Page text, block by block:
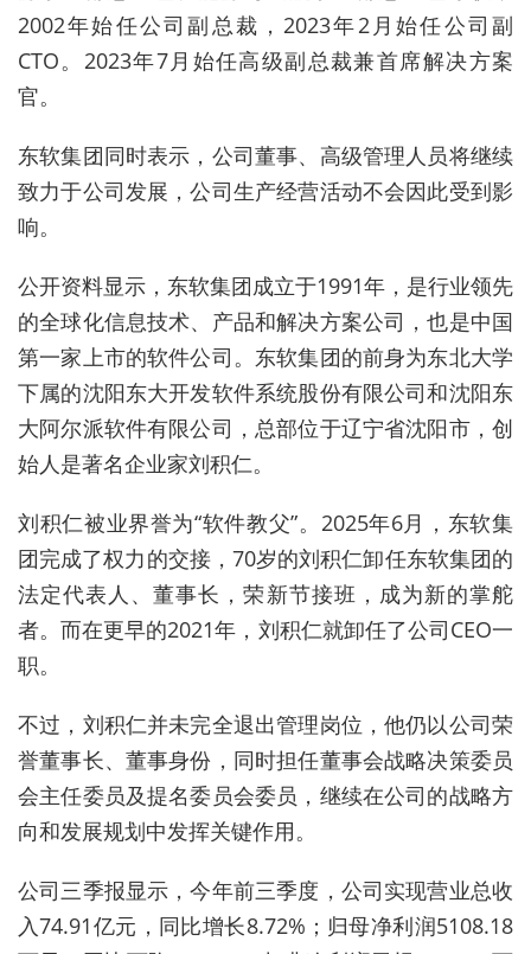
2002年始任公司副总裁，2023年2月始任公司副
CTO。 2023年7月始任高级副总裁兼首席解决方案
官。
东软集团同时表示，公司董事、高级管理人员将继续
致力于公司发展，公司生产经营活动不会因此受到影
响。
公开资料显示，东软集团成立于1991年，是行业领先
的全球化信息技术、产品和解决方案公司，也是中国
第一家上市的软件公司。东软集团的前身为东北大学
下属的沈阳东大开发软件系统股份有限公司和沈阳东
大阿尔派软件有限公司，总部位于辽宁省沈阳市，创
始人是著名企业家刘积仁。
刘积仁被业界誉为“软件教父”。2025年6月，东软集
团完成了权力的交接， 70岁的刘积仁卸任东软集团的
法定代表人、董事长，荣新节接班，成为新的掌舵
者。而在更早的2021年，刘积仁就卸任了公司CEO一
职。
不过，刘积仁并未完全退出管理岗位，他仍以公司荣
誉董事长、董事身份，同时担任董事会战略决策委员
会主任委员及提名委员会委员，继续在公司的战略方
向和发展规划中发挥关键作用。
公司三季报显示，今年前三季度，公司实现营业总收
入74.91亿元，同比增长8.72% ；归母净利润5108.18